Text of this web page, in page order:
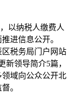
以纳税人缴费人
进信息公开。
税务局门户网站
新领导简介5篇，
域向公众公开北
。